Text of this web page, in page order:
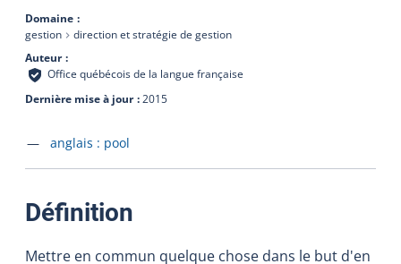
Domaine
gestion
direction et stratégie de gestion
Auteur
Office québécois de la langue française
Dernière mise à jour 2015
Accéder à la fiche en
anglais : pool
Définition
Mettre en commun quelque chose dans le but d'en